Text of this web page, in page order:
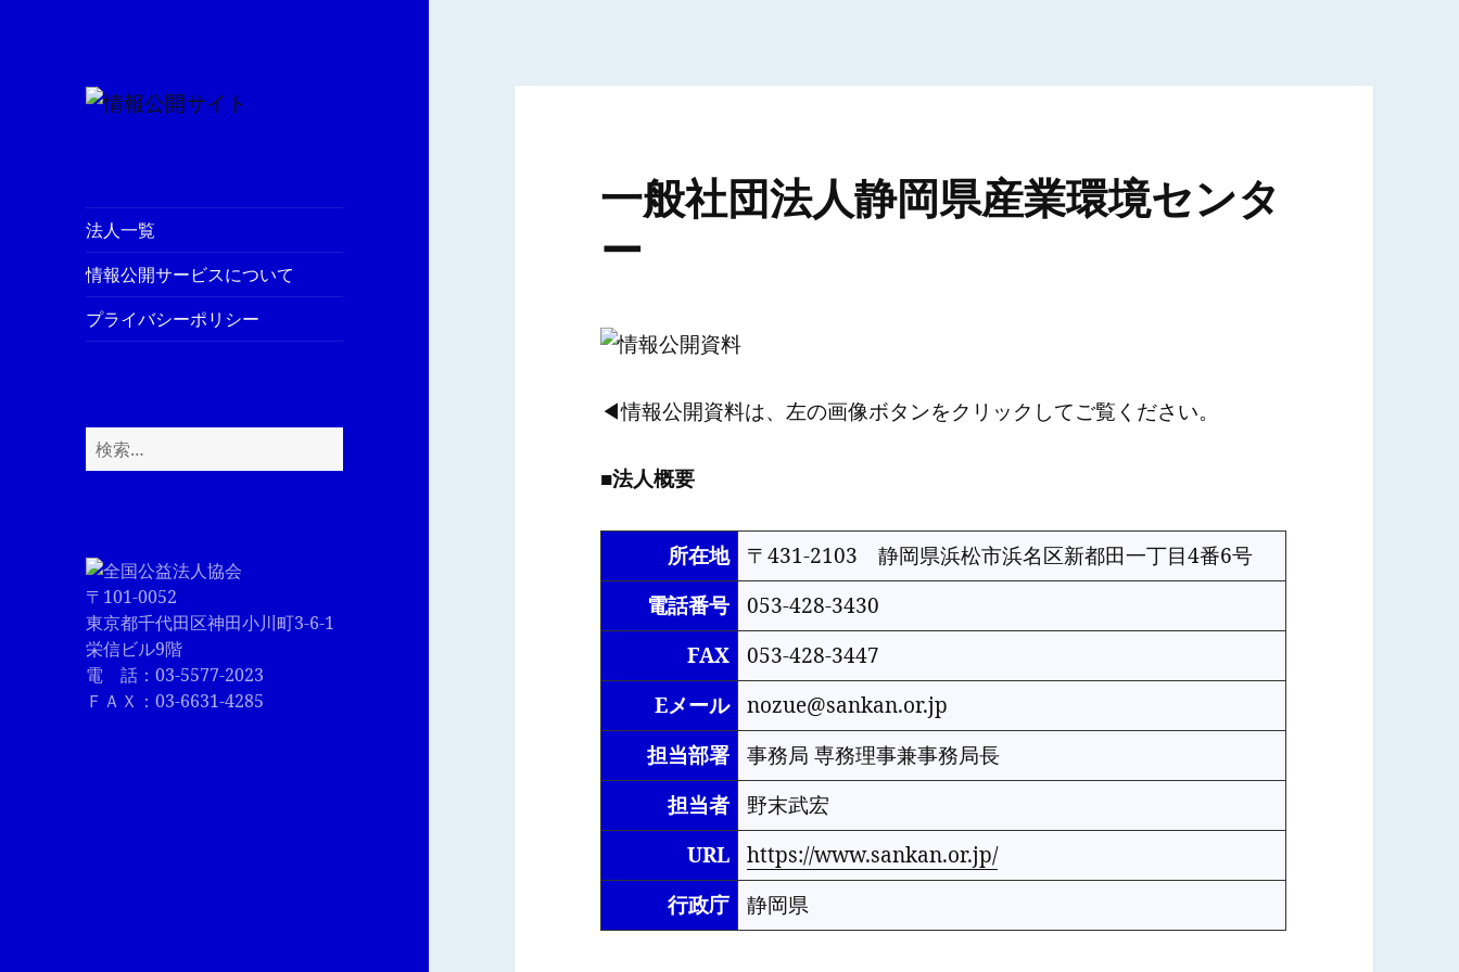
法人一覧
情報公開サービスについて
プライバシーポリシー
検
索:
〒101-0052
東京都千代田区神田小川町3-6-1
栄信ビル9階
電 話：03-5577-2023
ＦＡＸ：03-6631-4285
一般社団法人静岡県産業環境センタ
ー
◀情報公開資料は、左の画像ボタンをクリックしてご覧ください。
■法人概要
所在地
〒431-2103 静岡県浜松市浜名区新都田一丁目4番6号
電話番号
053-428-3430
FAX
053-428-3447
Eメール
nozue@sankan.or.jp
担当部署
事務局 専務理事兼事務局長
担当者
野末武宏
URL
https://www.sankan.or.jp/
行政庁
静岡県